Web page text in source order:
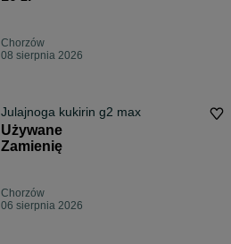
Chorzów
08 sierpnia 2026
Julajnoga kukirin g2 max
Używane
Zamienię
Chorzów
06 sierpnia 2026